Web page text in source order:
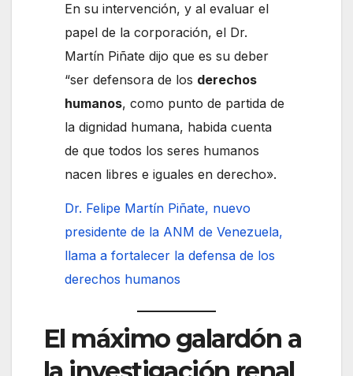
En su intervención, y al evaluar el
papel de la corporación, el Dr.
Martín Piñate dijo que es su deber
“ser defensora de los derechos
humanos, como punto de partida de
la dignidad humana, habida cuenta
de que todos los seres humanos
nacen libres e iguales en derecho».
Dr. Felipe Martín Piñate, nuevo
presidente de la ANM de Venezuela,
llama a fortalecer la defensa de los
derechos humanos
El máximo galardón a